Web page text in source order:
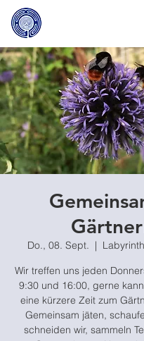
Do., 08. Sept.
  |
Wir treffen uns jeden
9:30 und 16:00, gerne
eine kürzere Zeit zum
Gemeinsam jäten,
schneiden wir, sammeln